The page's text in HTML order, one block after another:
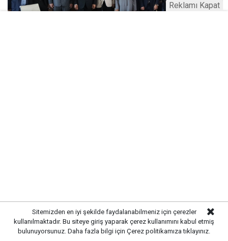
Sitemizden en iyi şekilde faydalanabilmeniz için çerezler
kullanılmaktadır. Bu siteye giriş yaparak çerez kullanımını kabul etmiş
bulunuyorsunuz. Daha fazla bilgi için Çerez politikamıza tıklayınız.
Reklamı Kapat